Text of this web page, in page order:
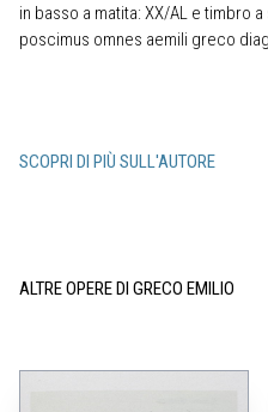
in basso a matita: XX/AL e timbro
poscimus omnes aemili greco
SCOPRI DI PIÙ SULL'AUTORE
ALTRE OPERE DI GRECO EMILIO